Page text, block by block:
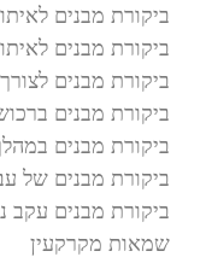
ביקורת מבנים
ביקורת מבנים
ביקורת מבנים
ביקורת מבנים
ביקורת מבנים
ביקורת מבנים של
ביקורת מבנים עקב
שמאות מקרקעין